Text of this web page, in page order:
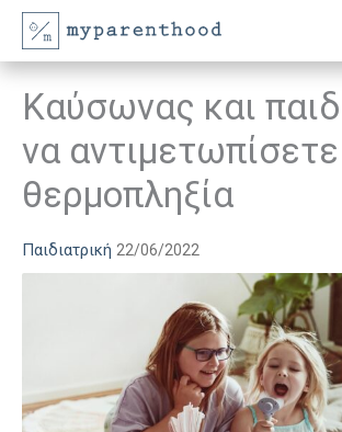
Μετάβαση
περιεχόμενο
Καύσωνας και
να
θερμοπληξία
22/06/2022
Παιδιατρική